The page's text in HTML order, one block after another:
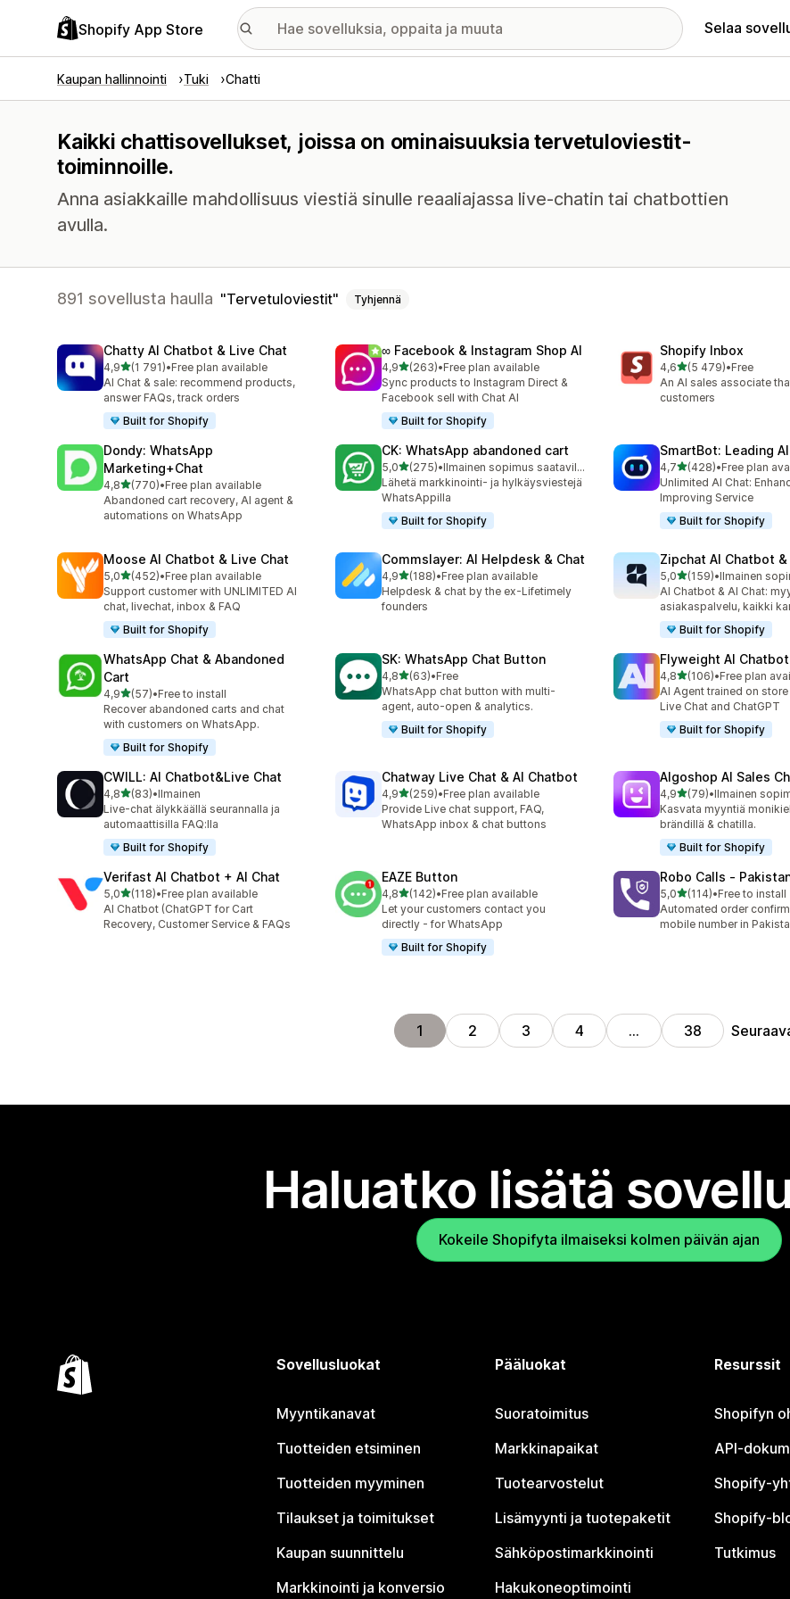
Shopify App Store Selaa
Kaupan hallinnointi Tuki Chatti
Kaikki chattisovellukset, joissa on ominaisuuksia tervetuloviestit-
toiminnoille.
Anna asiakkaille mahdollisuus viestiä sinulle reaaliajassa live-chatin tai chatbottien
avulla.
891 sovellusta haulla Tervetuloviestit Tyhjennä
Chatty AI Chatbot & Live Chat
4,9/ 5 tähteä
(1 791)
1791 arvostelua yhteensä
•Free plan available
AI Chat & sale: recommend products,
answer FAQs, track orders
Built for Shopify
∞ Facebook & Instagram Shop AI
4,9/ 5 tähteä
(263)
263 arvostelua yhteensä
•Free plan available
Sync products to Instagram Direct &
Facebook sell with Chat AI
Built for Shopify
Shopify Inbox
4,6/ 5 tähteä
(5 479)
5479 arvostelua yhteensä
•Free
An AI sales associate
customers
Dondy: WhatsApp
Marketing+Chat
4,8/ 5 tähteä
(770)
770 arvostelua yhteensä
•Free plan available
Abandoned cart recovery, AI agent &
automations on WhatsApp
CK: WhatsApp abandoned cart
5,0/ 5 tähteä
(275)
275 arvostelua yhteensä
•
Ilmainen sopimus saatavilla
Lähetä markkinointi- ja hylkäysviestejä
WhatsAppilla
Built for Shopify
SmartBot: Leading
4,7/ 5 tähteä
(428)
428 arvostelua yhteensä
•Free plan
Unlimited AI Chat:
Improving Service
Built for Shopify
Moose AI Chatbot & Live Chat
5,0/ 5 tähteä
(452)
452 arvostelua yhteensä
•Free plan available
Support customer with UNLIMITED AI
chat, livechat, inbox & FAQ
Built for Shopify
Commslayer: AI Helpdesk & Chat
4,9/ 5 tähteä
(188)
188 arvostelua yhteensä
•Free plan available
Helpdesk & chat by the ex-Lifetimely
founders
Zipchat AI Chatbot
5,0/ 5 tähteä
(159)
159 arvostelua yhteensä
•Ilmainen
AI Chatbot & AI Chat:
asiakaspalvelu, kaikki
Built for Shopify
WhatsApp Chat & Abandoned
Cart
4,9/ 5 tähteä
(57)
57 arvostelua yhteensä
•Free to install
Recover abandoned carts and chat
with customers on WhatsApp.
Built for Shopify
SK: WhatsApp Chat Button
4,8/ 5 tähteä
(63)
63 arvostelua yhteensä
•Free
WhatsApp chat button with multi-
agent, auto-open & analytics.
Built for Shopify
Flyweight AI Chatbot
4,8/ 5 tähteä
(106)
106 arvostelua yhteensä
•Free plan
AI Agent trained on
Live Chat and ChatGPT
Built for Shopify
CWILL: AI Chatbot&Live Chat
4,8/ 5 tähteä
(83)
83 arvostelua yhteensä
•Ilmainen
Live-chat älykkäällä seurannalla ja
automaattisilla FAQ:lla
Built for Shopify
Chatway Live Chat & AI Chatbot
4,9/ 5 tähteä
(259)
259 arvostelua yhteensä
•Free plan available
Provide Live chat support, FAQ,
WhatsApp inbox & chat buttons
Algoshop AI Sales
4,9/ 5 tähteä
(79)
79 arvostelua yhteensä
•Ilmainen
Kasvata myyntiä
brändillä & chatilla.
Built for Shopify
Verifast AI Chatbot + AI Chat
5,0/ 5 tähteä
(118)
118 arvostelua yhteensä
•Free plan available
AI Chatbot (ChatGPT for Cart
Recovery, Customer Service & FAQs
EAZE Button
4,8/ 5 tähteä
(142)
142 arvostelua yhteensä
•Free plan available
Let your customers contact you
directly - for WhatsApp
Built for Shopify
Robo Calls ‑
5,0/ 5 tähteä
(114)
114 arvostelua yhteensä
•Free to install
Automated order
mobile number in
1 2 3 4 … 38
Haluatko lisätä
Kokeile Shopifyta ilmaiseksi kolmen päivän ajan
Sovellusluokat
Myyntikanavat
Tuotteiden etsiminen
Tuotteiden myyminen
Tilaukset ja toimitukset
Kaupan suunnittelu
Markkinointi ja konversio
Pääluokat
Suoratoimitus
Markkinapaikat
Tuotearvostelut
Lisämyynti ja tuotepaketit
Sähköpostimarkkinointi
Hakukoneoptimointi
Resurssit
Shopifyn
API-
Shopify-
Shopify-
Tutkimus